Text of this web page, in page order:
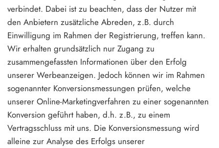
verbindet. Dabei ist zu beachten, dass der Nutzer mit
den Anbietern zusätzliche Abreden, z.B. durch
Einwilligung im Rahmen der Registrierung, treffen kann.
Wir erhalten grundsätzlich nur Zugang zu
zusammengefassten Informationen über den Erfolg
unserer Werbeanzeigen. Jedoch können wir im Rahmen
sogenannter Konversionsmessungen prüfen, welche
unserer Online-Marketingverfahren zu einer sogenannten
Konversion geführt haben, d.h. z.B., zu einem
Vertragsschluss mit uns. Die Konversionsmessung wird
alleine zur Analyse des Erfolgs unserer